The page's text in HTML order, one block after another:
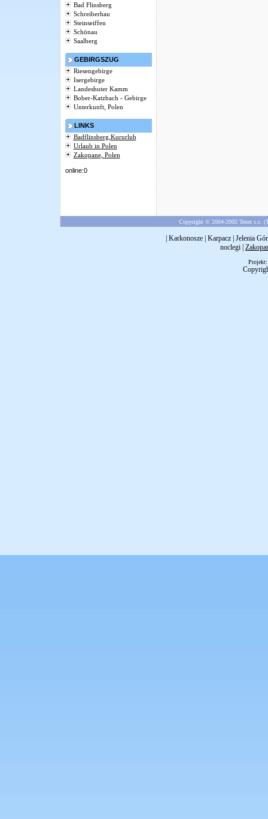
Bad Flinsberg
Schreiberhau
Steinseiffen
Schönau
Saalberg
GEBIRGSZUG
Riesengebirge
Isergebirge
Landeshuter Kamm
Bober-Katzbach - Gebirge
Unterkunft, Polen
LINKS
Badflinsberg,Kururlub
Urlaub in Polen
Zakopane, Polen
online:0
Copyright © 2004-2005 Tenet s.c.
Karkonosze Karpacz Jelenia
noclegi